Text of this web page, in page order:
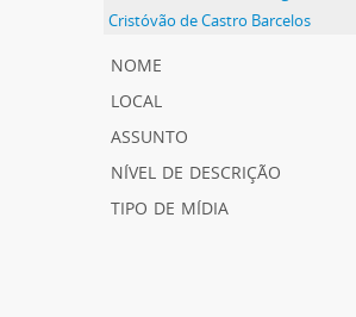
Cristóvão de Castro Barcelos
nome
local
assunto
nível de descrição
tipo de mídia